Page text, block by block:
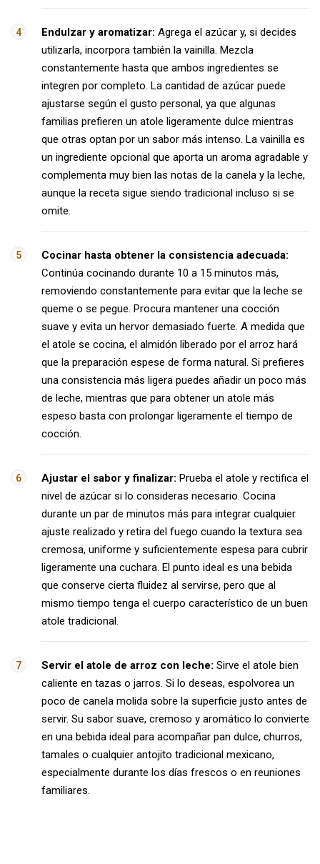
Endulzar y aromatizar: Agrega el azúcar y, si decides
utilizarla, incorpora también la vainilla. Mezcla
constantemente hasta que ambos ingredientes se
integren por completo. La cantidad de azúcar puede
ajustarse según el gusto personal, ya que algunas
familias prefieren un atole ligeramente dulce mientras
que otras optan por un sabor más intenso. La vainilla es
un ingrediente opcional que aporta un aroma agradable y
complementa muy bien las notas de la canela y la leche,
aunque la receta sigue siendo tradicional incluso si se
omite.
Cocinar hasta obtener la consistencia adecuada:
Continúa cocinando durante 10 a 15 minutos más,
removiendo constantemente para evitar que la leche se
queme o se pegue. Procura mantener una cocción
suave y evita un hervor demasiado fuerte. A medida que
el atole se cocina, el almidón liberado por el arroz hará
que la preparación espese de forma natural. Si prefieres
una consistencia más ligera puedes añadir un poco más
de leche, mientras que para obtener un atole más
espeso basta con prolongar ligeramente el tiempo de
cocción.
Ajustar el sabor y finalizar: Prueba el atole y rectifica el
nivel de azúcar si lo consideras necesario. Cocina
durante un par de minutos más para integrar cualquier
ajuste realizado y retira del fuego cuando la textura sea
cremosa, uniforme y suficientemente espesa para cubrir
ligeramente una cuchara. El punto ideal es una bebida
que conserve cierta fluidez al servirse, pero que al
mismo tiempo tenga el cuerpo característico de un buen
atole tradicional.
Servir el atole de arroz con leche: Sirve el atole bien
caliente en tazas o jarros. Si lo deseas, espolvorea un
poco de canela molida sobre la superficie justo antes de
servir. Su sabor suave, cremoso y aromático lo convierte
en una bebida ideal para acompañar pan dulce, churros,
tamales o cualquier antojito tradicional mexicano,
especialmente durante los días frescos o en reuniones
familiares.